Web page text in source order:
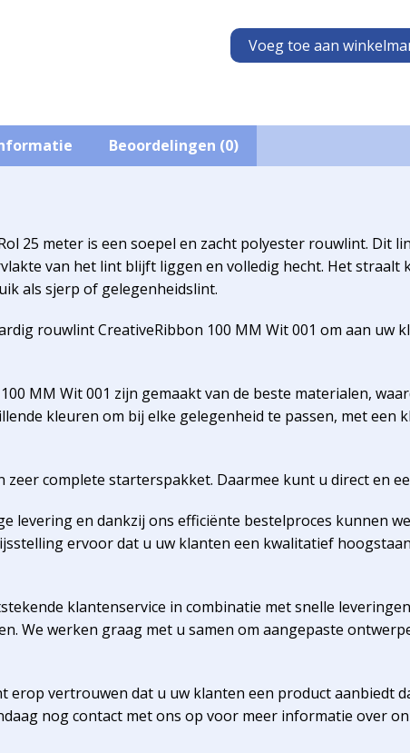
Voeg toe aan
Beoordelingen (0)
25 meter is een soepel en zacht polyester rouwlint. Dit
van het lint blijft liggen en volledig hecht. Het straalt
als sjerp of gelegenheidslint.
rouwlint CreativeRibbon 100 MM Wit 001 om aan uw
MM Wit 001 zijn gemaakt van de beste materialen,
kleuren om bij elke gelegenheid te passen, met een
zeer complete starterspakket. Daarmee kunt u direct en
levering en dankzij ons efficiënte bestelproces kunnen
ervoor dat u uw klanten een kwalitatief
klantenservice in combinatie met snelle
We werken graag met u samen om aangepaste
erop vertrouwen dat u uw klanten een product aanbiedt
nog contact met ons op voor meer informatie over